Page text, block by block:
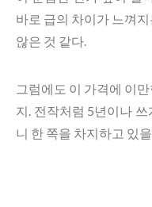
바로 급의 차이가 느껴
않은 것 같다.
그럼에도 이 가격에 이
지. 전작처럼 5년이나
니 한 쪽을 차지하고 있